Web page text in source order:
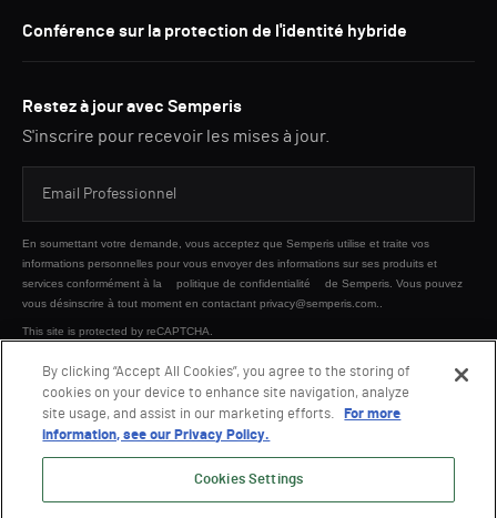
Conférence sur la protection de l'identité hybride
Restez à jour avec Semperis
S'inscrire pour recevoir les mises à jour.
En soumettant votre demande, vous acceptez que Semperis utilise et traite vos
informations personnelles pour vous envoyer des informations sur ses produits et
services conformément à la
politique de confidentialité
de Semperis. Vous pouvez
vous désinscrire à tout moment en contactant privacy@semperis.com..
This site is protected by reCAPTCHA.
ENVOYER
By clicking “Accept All Cookies”, you agree to the storing of
cookies on your device to enhance site navigation, analyze
site usage, and assist in our marketing efforts.
For more
information, see our Privacy Policy.
Cookies Settings